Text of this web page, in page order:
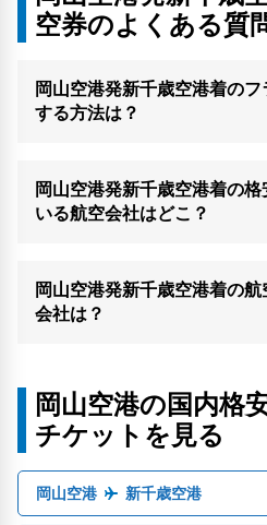
空券のよくある質
岡山空港発新千歳空港着の
する方法は？
岡山空港発新千歳空港着の
いる航空会社はどこ？
岡山空港発新千歳空港着の
会社は？
岡山空港の国内格
チケットを見る
岡山空港 新千歳空港